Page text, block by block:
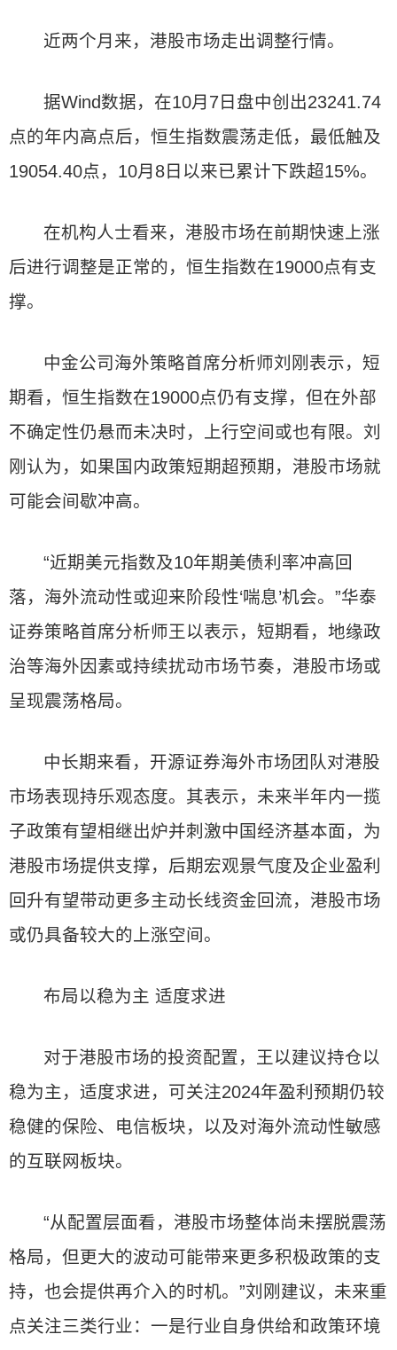
近两个月来，港股市场走出调整行情。
据Wind数据，在10月7日盘中创出23241.74
点的年内高点后，恒生指数震荡走低，最低触及
19054.40点，10月8日以来已累计下跌超15%。
在机构人士看来，港股市场在前期快速上涨
后进行调整是正常的，恒生指数在19000点有支
撑。
中金公司海外策略首席分析师刘刚表示，短
期看，恒生指数在19000点仍有支撑，但在外部
不确定性仍悬而未决时，上行空间或也有限。刘
刚认为，如果国内政策短期超预期，港股市场就
可能会间歇冲高。
“近期美元指数及10年期美债利率冲高回
落，海外流动性或迎来阶段性‘喘息’机会。”华泰
证券策略首席分析师王以表示，短期看，地缘政
治等海外因素或持续扰动市场节奏，港股市场或
呈现震荡格局。
中长期来看，开源证券海外市场团队对港股
市场表现持乐观态度。其表示，未来半年内一揽
子政策有望相继出炉并刺激中国经济基本面，为
港股市场提供支撑，后期宏观景气度及企业盈利
回升有望带动更多主动长线资金回流，港股市场
或仍具备较大的上涨空间。
布局以稳为主 适度求进
对于港股市场的投资配置，王以建议持仓以
稳为主，适度求进，可关注2024年盈利预期仍较
稳健的保险、电信板块，以及对海外流动性敏感
的互联网板块。
“从配置层面看，港股市场整体尚未摆脱震荡
格局，但更大的波动可能带来更多积极政策的支
持，也会提供再介入的时机。”刘刚建议，未来重
点关注三类行业：一是行业自身供给和政策环境